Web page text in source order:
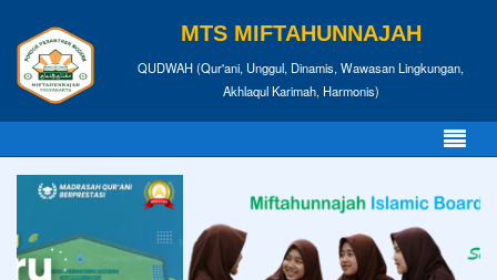
MTS MIFTAHUNNAJAH
QUDWAH (Qur'ani, Unggul, Dinamis, Wawasan Lingkungan,
Akhlaqul Karimah, Harmonis)